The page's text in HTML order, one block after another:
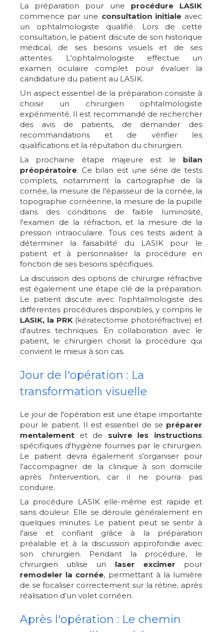
La préparation pour une procédure LASIK
commence par une consultation initialeavec
un ophtalmologiste qualifié. Lors de cette
consultation, le patient discute de son historique
médical, de ses besoins visuels et de ses
attentes. L'ophtalmologiste effectue un
examen oculaire complet pour évaluer la
candidature du patient au LASIK.
Un aspect essentiel de la préparation consiste à
choisir un chirurgien ophtalmologiste
expérimenté. Il est recommandé de rechercher
des avis de patients, de demander des
recommandations et de vérifier les
qualifications et la réputation du chirurgien.
La prochaine étape majeure est le bilan
préopératoire. Ce bilan est une série de tests
complets, notamment la cartographie de la
cornée, la mesure de l'épaisseur de la cornée, la
topographie cornéenne, la mesure de la pupille
dans des conditions de faible luminosité,
l'examen de la réfraction, et la mesure de la
pression intraoculaire. Tous ces tests aident à
déterminer la faisabilité du LASIK pour le
patient et à personnaliser la procédure en
fonction de ses besoins spécifiques.
La discussion des options de chirurgie réfractive
est également une étape clé de la préparation.
Le patient discute avec l'ophtalmologiste des
différentes procédures disponibles, y compris le
LASIK, la PRK(kératectomie photoréfractive) et
d'autres techniques. En collaboration avec le
patient, le chirurgien choisit la procédure qui
convient le mieux à son cas.
Jour de l'opération : La
transformation visuelle
Le jour de l'opération est une étape importante
pour le patient. Il est essentiel de se préparer
mentalement et de suivre les instructions
spécifiques d'hygiène fournies par le chirurgien.
Le patient devra également s’organiser pour
l'accompagner de la clinique à son domicile
après l'intervention, car il ne pourra pas
conduire.
La procédure LASIK elle-même est rapide et
sans douleur. Elle se déroule généralement en
quelques minutes. Le patient peut se sentir à
l'aise et confiant grâce à la préparation
préalable et à la discussion approfondie avec
son chirurgien. Pendant la procédure, le
chirurgien utilise un laser excimer pour
remodeler la cornée, permettant à la lumière
de se focaliser correctement sur la rétine, après
réalisation d’un volet cornéen.
Après l'opération : Le chemin